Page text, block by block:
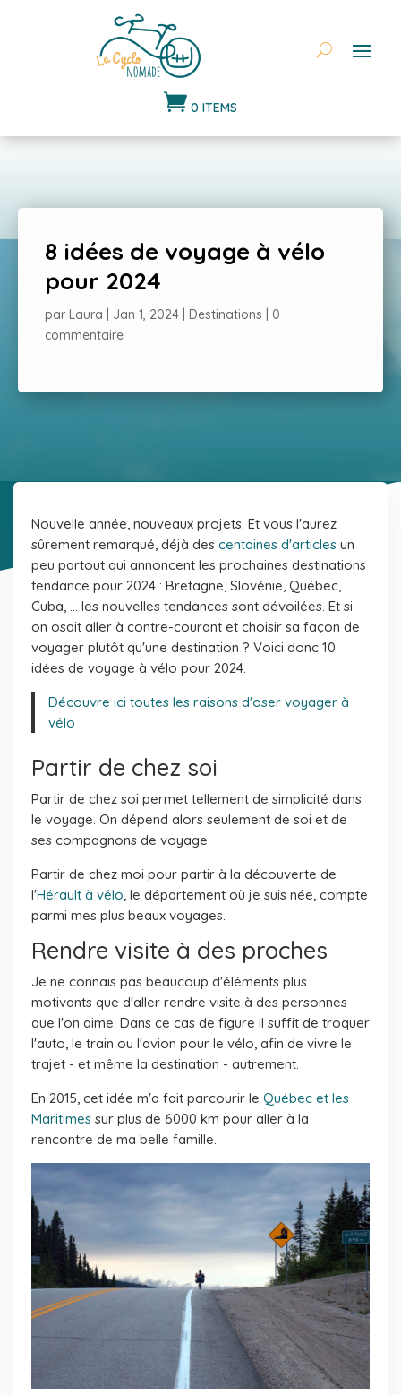
 0 ITEMS
8 idées de voyage à vélo
pour 2024
par Laura Jan 1, 2024 Destinations
0
commentaire
Nouvelle année, nouveaux projets. Et vous l'aurez
sûrement remarqué, déjà des centaines d'articles un
peu partout qui annoncent les prochaines destinations
tendance pour 2024 : Bretagne, Slovénie, Québec,
Cuba, ... les nouvelles tendances sont dévoilées. Et si
on osait aller à contre-courant et choisir sa façon de
voyager plutôt qu'une destination ? Voici donc 10
idées de voyage à vélo pour 2024.
Découvre ici toutes les raisons d'oser voyager à
vélo
Partir de chez soi
Partir de chez soi permet tellement de simplicité dans
le voyage. On dépend alors seulement de soi et de
ses compagnons de voyage.
Partir de chez moi pour partir à la découverte de
l'Hérault à vélo, le département où je suis née, compte
parmi mes plus beaux voyages.
Rendre visite à des proches
Je ne connais pas beaucoup d'éléments plus
motivants que d'aller rendre visite à des personnes
que l'on aime. Dans ce cas de figure il suffit de troquer
l'auto, le train ou l'avion pour le vélo, afin de vivre le
trajet - et même la destination - autrement.
En 2015, cet idée m'a fait parcourir le Québec et les
Maritimes sur plus de 6000 km pour aller à la
rencontre de ma belle famille.